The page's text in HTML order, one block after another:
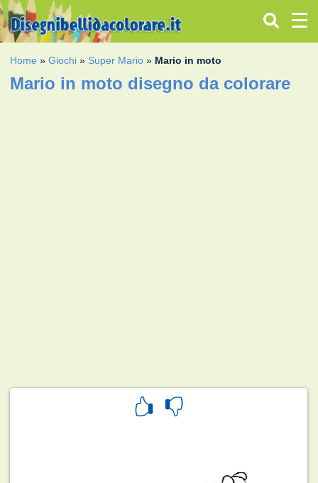
Home »Giochi » Super Mario » Mario in moto
Mario in moto disegno da colorare